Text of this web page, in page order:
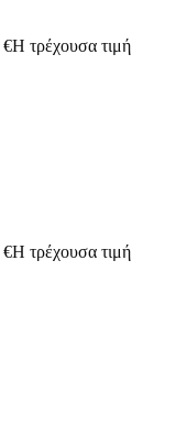
€Η τρέχουσα τιμή
€Η τρέχουσα τιμή